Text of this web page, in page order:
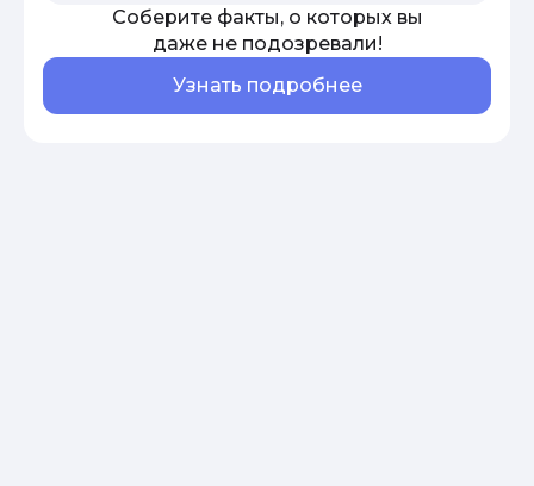
Соберите факты, о которых вы
даже не подозревали!
Узнать подробнее